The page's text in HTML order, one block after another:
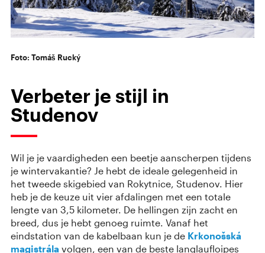
Foto: Tomáš Rucký
Verbeter je stijl in
Studenov
Wil je je vaardigheden een beetje aanscherpen tijdens
je wintervakantie? Je hebt de ideale gelegenheid in
het tweede skigebied van Rokytnice, Studenov. Hier
heb je de keuze uit vier afdalingen met een totale
lengte van 3,5 kilometer. De hellingen zijn zacht en
breed, dus je hebt genoeg ruimte. Vanaf het
eindstation van de kabelbaan kun je de Krkonošská
magistrála volgen, een van de beste langlaufloipes